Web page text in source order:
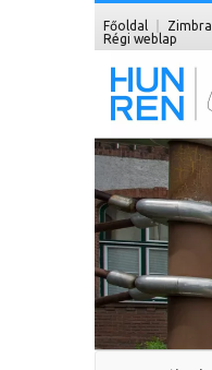
Főoldal Zimbra
Régi weblap